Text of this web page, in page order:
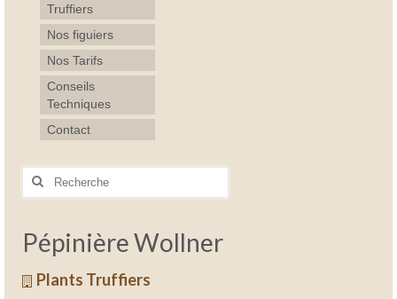
Truffiers
Nos figuiers
Nos Tarifs
Conseils
Techniques
Contact
Rechercher
Pépinière Wollner
Plants Truffiers